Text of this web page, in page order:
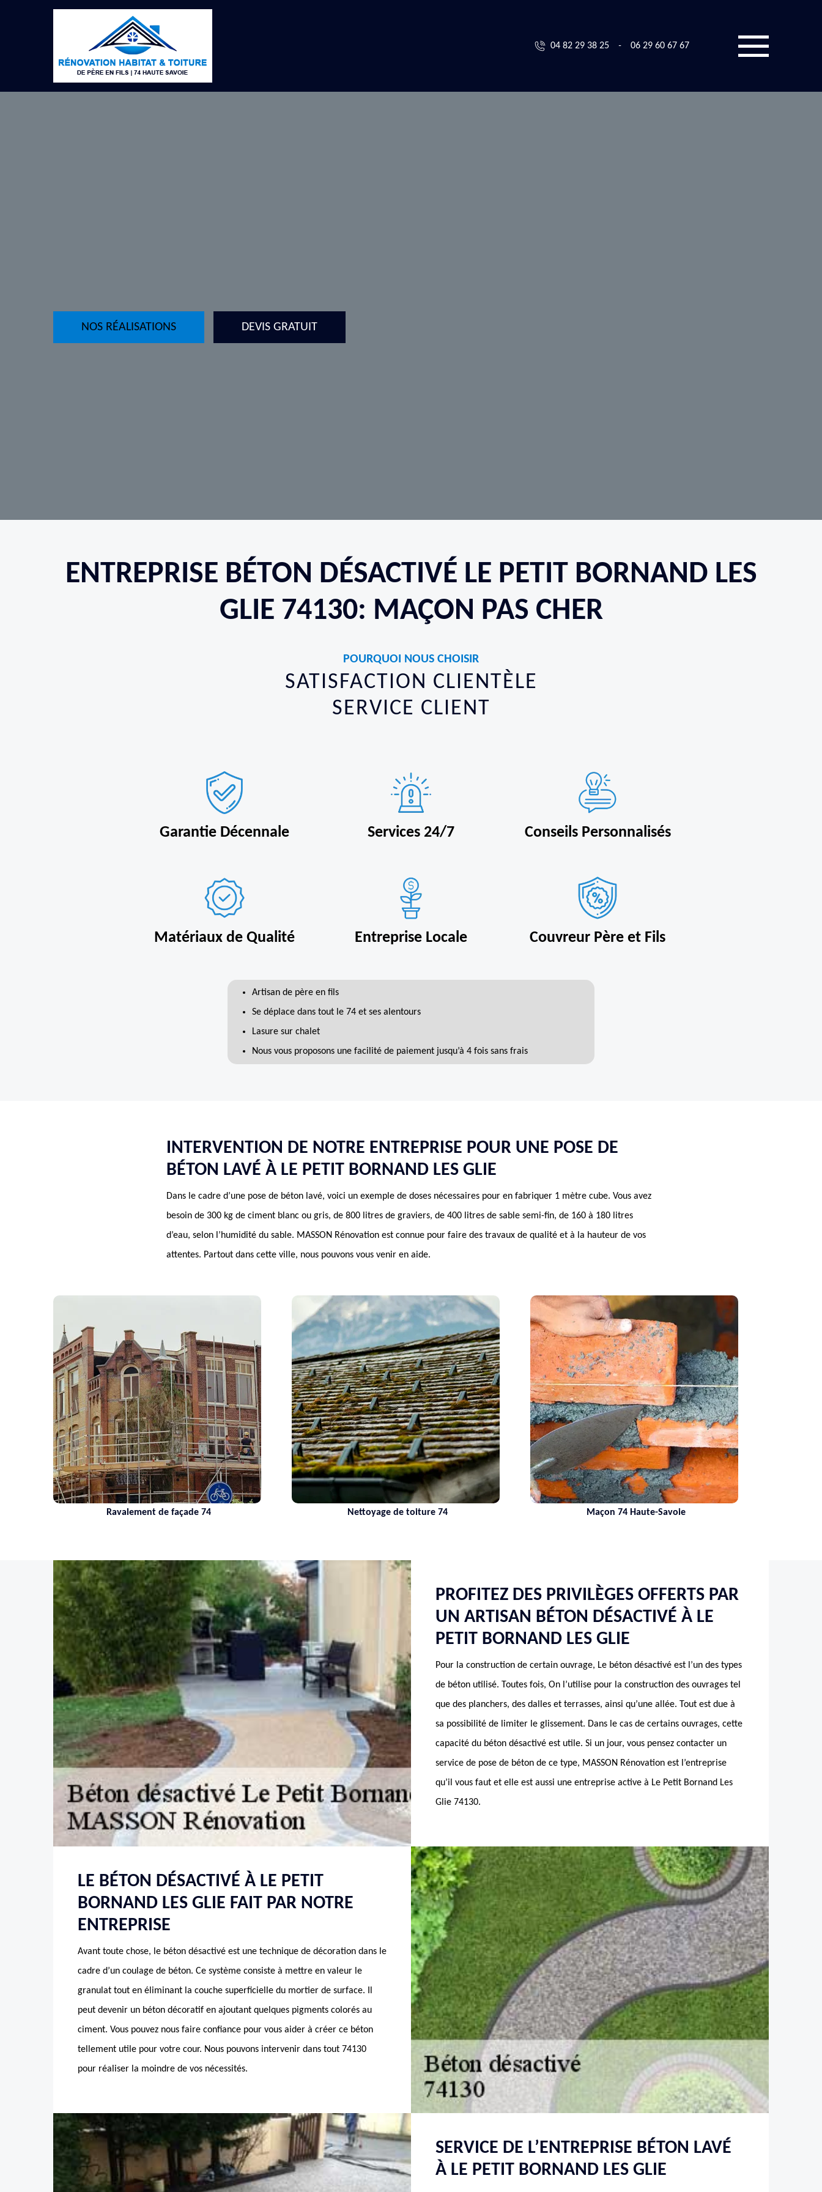
04 82 29 38 25 - 06 29 60 67 67
NOS RÉALISATIONS DEVIS GRATUIT
ENTREPRISE BÉTON DÉSACTIVÉ LE PETIT BORNAND LES
GLIE 74130: MAÇON PAS CHER
POURQUOI NOUS CHOISIR
SATISFACTION CLIENTÈLE
SERVICE CLIENT
Garantie Décennale Services 24/7 Conseils Personnalisés
Matériaux de Qualité Entreprise Locale Couvreur Père et Fils
Artisan de père en fils
Se déplace dans tout le 74 et ses alentours
Lasure sur chalet
Nous vous proposons une facilité de paiement jusqu’à 4 fois sans frais
INTERVENTION DE NOTRE ENTREPRISE POUR UNE POSE DE
BÉTON LAVÉ À LE PETIT BORNAND LES GLIE
Dans le cadre d’une pose de béton lavé, voici un exemple de doses nécessaires pour en fabriquer 1 mètre cube. Vous avez
besoin de 300 kg de ciment blanc ou gris, de 800 litres de graviers, de 400 litres de sable semi-fin, de 160 à 180 litres
d’eau, selon l’humidité du sable. MASSON Rénovation est connue pour faire des travaux de qualité et à la hauteur de vos
attentes. Partout dans cette ville, nous pouvons vous venir en aide.
Ravalement de façade 74 Nettoyage de toiture 74 Maçon 74 Haute-Savoie
PROFITEZ DES PRIVILÈGES OFFERTS PAR
UN ARTISAN BÉTON DÉSACTIVÉ À LE
PETIT BORNAND LES GLIE
Pour la construction de certain ouvrage, Le béton désactivé est l’un des types
de béton utilisé. Toutes fois, On l’utilise pour la construction des ouvrages tel
que des planchers, des dalles et terrasses, ainsi qu’une allée. Tout est due à
sa possibilité de limiter le glissement. Dans le cas de certains ouvrages, cette
capacité du béton désactivé est utile. Si un jour, vous pensez contacter un
service de pose de béton de ce type, MASSON Rénovation est l’entreprise
qu’il vous faut et elle est aussi une entreprise active à Le Petit Bornand Les
Glie 74130.
LE BÉTON DÉSACTIVÉ À LE PETIT
BORNAND LES GLIE FAIT PAR NOTRE
ENTREPRISE
Avant toute chose, le béton désactivé est une technique de décoration dans le
cadre d’un coulage de béton. Ce système consiste à mettre en valeur le
granulat tout en éliminant la couche superficielle du mortier de surface. Il
peut devenir un béton décoratif en ajoutant quelques pigments colorés au
ciment. Vous pouvez nous faire confiance pour vous aider à créer ce béton
tellement utile pour votre cour. Nous pouvons intervenir dans tout 74130
pour réaliser la moindre de vos nécessités.
SERVICE DE L’ENTREPRISE BÉTON LAVÉ
À LE PETIT BORNAND LES GLIE